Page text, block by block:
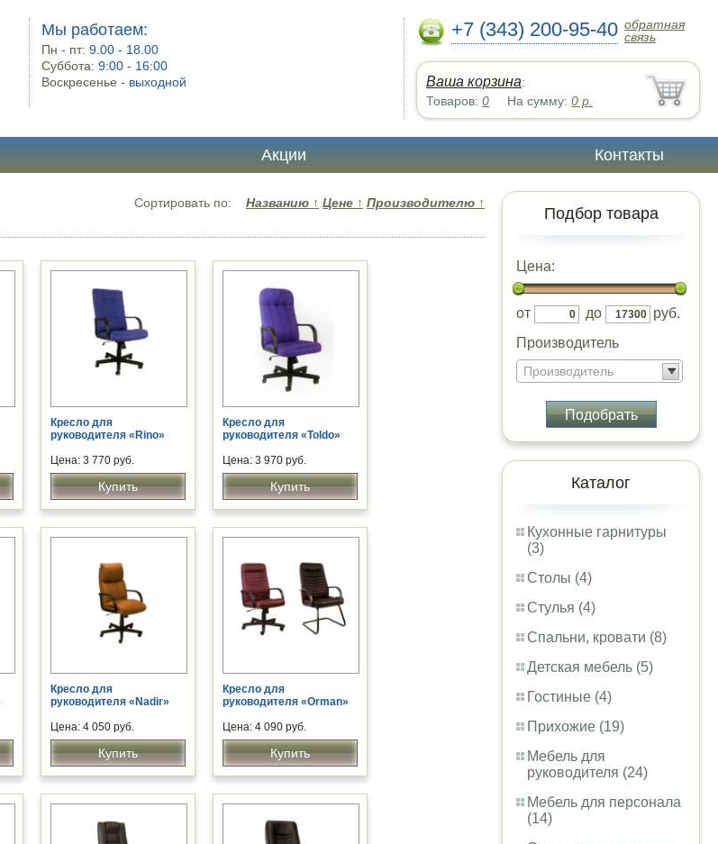
Мы работаем:
Пн - пт:9.00 - 18.00
Суббота:9:00 - 16:00
Воскресенье - выходной
+7 (343) 200-95-40 обратная
связь
Ваша корзина:
Товаров: 0 На сумму: 0 р.
Акции Контакты
Подбор товара
Цена:
от до
руб.
Производитель
Производитель
Подобрать
Каталог
Кухонные гарнитуры
(3)
Столы (4)
Стулья (4)
Спальни, кровати (8)
Детская мебель (5)
Гостиные (4)
Прихожие (19)
Мебель для
руководителя (24)
Мебель для персонала
(14)
Сортировать по: Названию ↑ Цене ↑ Производителю ↑
Кресло для
руководителя «Rino»
Цена: 3 770 руб.
Купить
Кресло для
руководителя «Toldo»
Цена: 3 970 руб.
Купить
Кресло для
руководителя «Nadir»
Цена: 4 050 руб.
Купить
Кресло для
руководителя «Orman»
Цена: 4 090 руб.
Купить